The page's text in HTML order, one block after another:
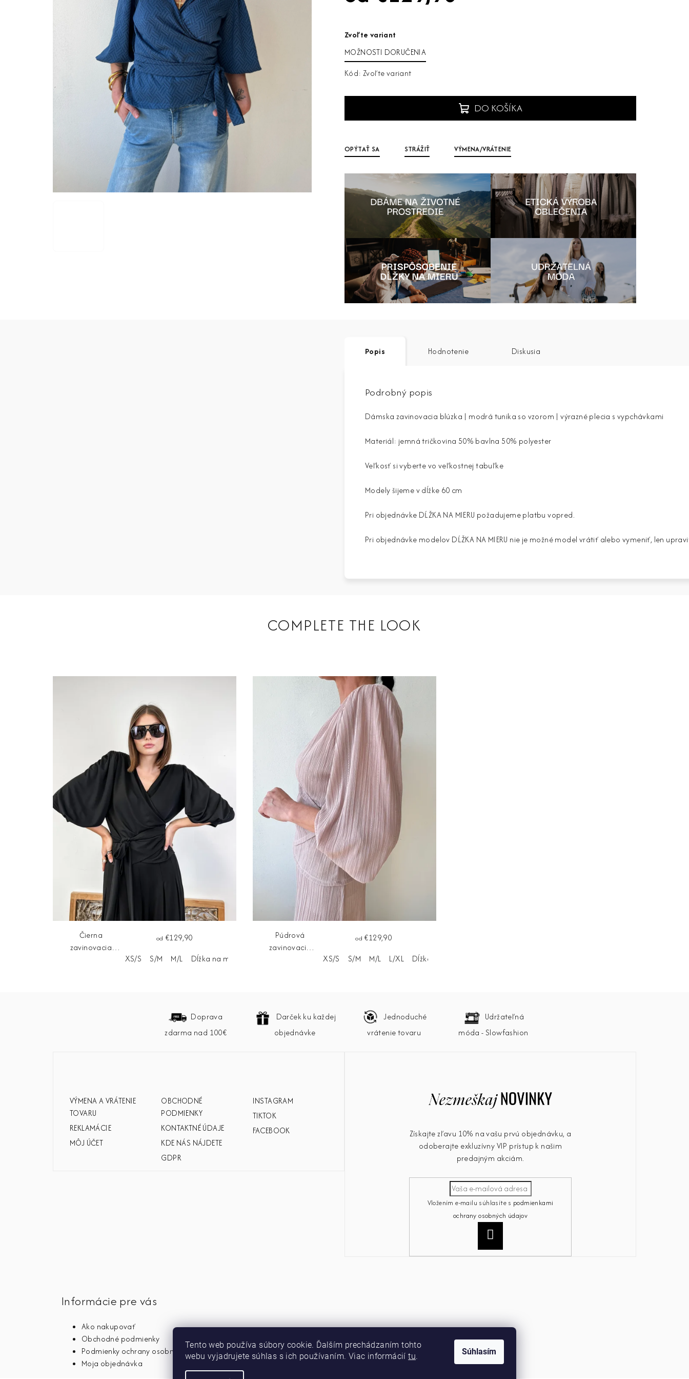
Tento web používa súbory cookie. Ďalším prechádzaním tohto
webu vyjadrujete súhlas s ich používaním. Viac informáciítu. Súhlasím
cena:
Zvoľte variant
MOŽNOSTI DORUČENIA
Kód: Zvoľte variant
DO KOŠÍKA
OPÝTAŤ SA STRÁŽIŤ VÝMENA/VRÁTENIE
Popis Hodnotenie Diskusia
Podrobný popis
Dámska zavinovacia blúzka | modrá tunika so vzorom | výrazné plecia s vypchávkami
Materiál: jemná tričkovina 50% bavlna 50% polyester
Veľkosť si vyberte vo veľkostnej tabuľke
Modely šijeme v dĺžke 60 cm
Pri objednávke DĹŽKA NA MIERU požadujeme platbu vopred.
Pri objednávke modelov DĹŽKA NA MIERU nie je možné model vrátiť alebo vymeniť, len
COMPLETE THE LOOK
Čierna
zavinovacia
od €129,90
XS/S
S/M M/L Dĺžka na mieru
Púdrová
zavinovacia
od €129,90
XS/S
S/M M/L L/XL Dĺžka na mieru
Doprava
zdarma nad 100€
Darček ku každej
objednávke
Jednoduché
vrátenie tovaru
Udržateľná
móda - Slowfashion
VÝMENA A VRÁTENIE
TOVARU
REKLAMÁCIE
MÔJ ÚČET
OBCHODNÉ
PODMIENKY
KONTAKTNÉ ÚDAJE
KDE NÁS NÁJDETE
GDPR
INSTAGRAM
TIKTOK
FACEBOOK
Získajte zľavu 10% na vašu prvú objednávku, a
odoberajte exkluzívny VIP prístup k našim
predajným akciám.
Vložením e-mailu súhlasíte s podmienkami
ochrany osobných údajov
Informácie pre vás
Ako nakupovať
Obchodné podmienky
Podmienky ochrany osobných údajov
Moja objednávka